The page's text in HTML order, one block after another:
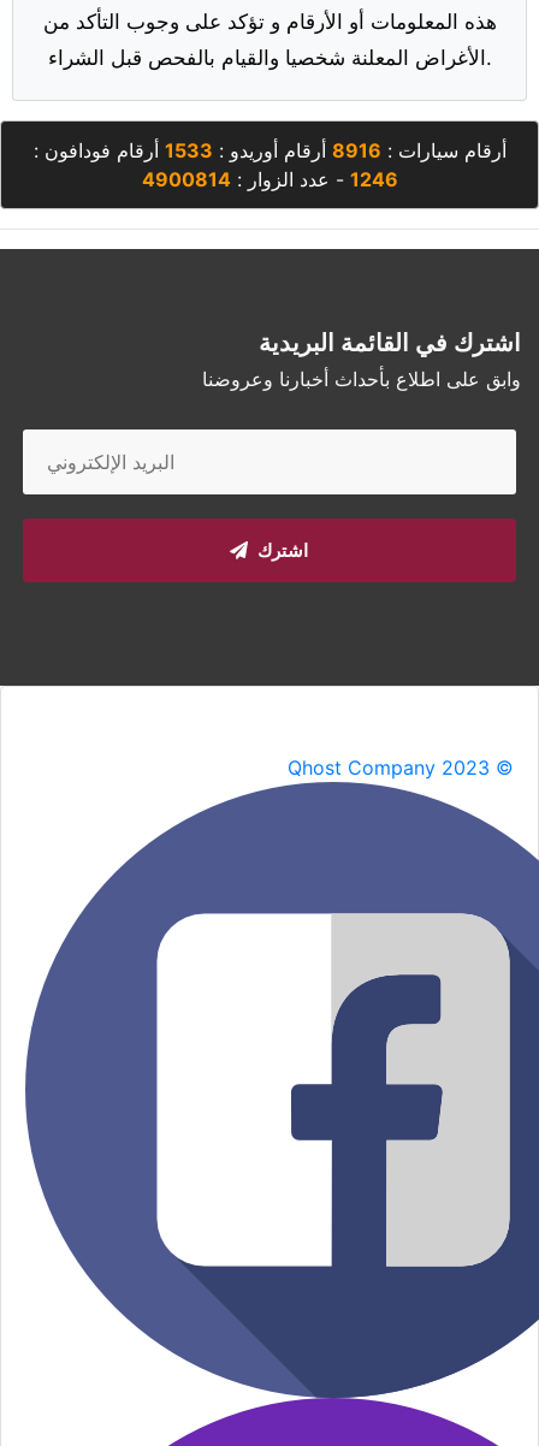
هذه المعلومات أو الأرقام و تؤكد على وجوب التأكد من
الأغراض المعلنة شخصيا والقيام بالفحص قبل الشراء.
أرقام سيارات : 8916 أرقام أوريدو : 1533 أرقام فودافون :
1246 - عدد الزوار :4900814
اشترك في القائمة البريدية
وابق على اطلاع بأحداث أخبارنا وعروضنا
اشترك
Qhost Company 2023 ©